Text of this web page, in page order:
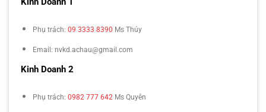
Phụ trách: 09 3333 8390 Ms Thúy
Email: nvkd.achau@gmail.com
Kinh Doanh 2
Phụ trách: 0982 777 642 Ms Quyên